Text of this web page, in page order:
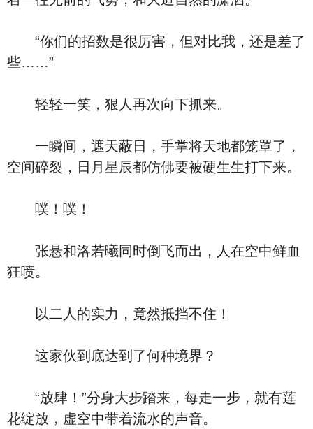
“你们的招数是很厉害，但对比我，还是差了
些……”
轻轻一笑，狠人再次向下抓来。
一瞬间，遮天蔽日，手掌将天地都笼罩了，
空间碎裂，日月星辰都仿佛要被硬生生打下来。
噗！噗！
张悬和洛若曦同时倒飞而出，人在空中鲜血
狂喷。
以二人的实力，竟然抵挡不住！
这家伙到底达到了何种境界？
“放肆！”分身大步踏来，每走一步，就有莲
花绽放，虚空中带着流水的声音。